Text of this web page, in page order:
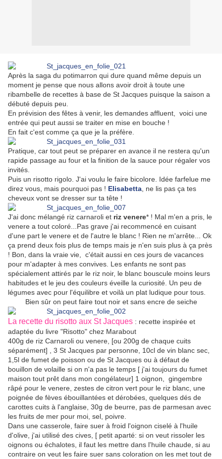
Après la saga du potimarron qui dure quand même depuis un
moment je pense que nous allons avoir droit à toute une
ribambelle de recettes à base de St Jacques puisque la saison a
débuté depuis peu.
En prévision des fêtes à venir, les demandes affluent, voici une
entrée qui peut aussi se traiter en mise en bouche !
En fait c'est comme ça que je la préfère.
Pratique, car tout peut se préparer en avance il ne restera qu'un
rapide passage au four et la finition de la sauce pour régaler vos
invités.
Puis un risotto rigolo. J'ai voulu le faire bicolore. Idée farfelue me
direz vous, mais pourquoi pas ! Elisabetta , ne lis pas ça tes
cheveux vont se dresser sur ta tête !
J'ai donc mélangé riz carnaroli et riz venere* ! Mal m'en a pris, le
venere a tout coloré...Pas grave j'ai recommencé en cuisant
d'une part le venere et de l'autre le blanc ! Rien ne m'arrête... Ok
ça prend deux fois plus de temps mais je n'en suis plus à ça près
! Bon, dans la vraie vie, c'était aussi en ces jours de vacances
pour m'adapter à mes convives. Les enfants ne sont pas
spécialement attirés par le riz noir, le blanc bouscule moins leurs
habitudes et le jeu des couleurs éveille la curiosité. Un peu de
légumes avec pour l'équilibre et voilà un plat ludique pour tous.
Bien sûr on peut faire tout noir et sans encre de seiche
La recette du risotto aux St Jacques : recette inspirée et
adaptée du livre "Risotto" chez Marabout
400g de riz Carnaroli ou venere, [ou 200g de chaque cuits
séparément] , 3 St Jacques par personne, 10cl de vin blanc sec,
1,5l de fumet de poisson ou de St Jacques ou à défaut de
bouillon de volaille si on n'a pas le temps [ j'ai toujours du fumet
maison tout prêt dans mon congélateur] 1 oignon, gingembre
râpé pour le venere, zestes de citron vert pour le riz blanc, une
poignée de fèves ébouillantées et dérobées, quelques dés de
carottes cuits à l'anglaise, 30g de beurre, pas de parmesan avec
les fruits de mer pour moi, sel, poivre.
Dans une casserole, faire suer à froid l'oignon ciselé à l'huile
d'olive, j'ai utilisé des cives, [ petit aparté: si on veut rissoler les
oignons ou échalotes, il faut les mettre dans l'huile chaude, si au
contraire on veut les faire suer sans coloration on les met tout de